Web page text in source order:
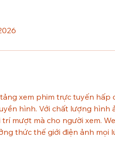
xem phim trực tuyến
hình. Với chất lượng
trí mượt mà cho người xem.
thức thế giới điện ảnh mọi